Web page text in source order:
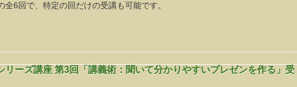
6回で、特定の回だけの受講も可能です。
ーズ講座 第3回「講義術：聞いて分かりやすいプレゼンを作る」受